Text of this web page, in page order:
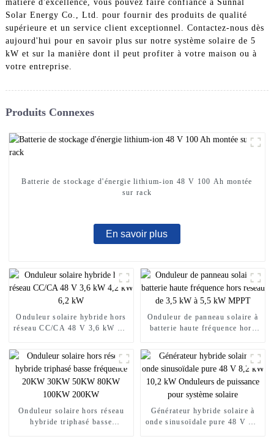
matière d'excellence, vous pouvez faire confiance à Sunnal
Solar Energy Co., Ltd. pour fournir des produits de qualité
supérieure et un service client exceptionnel. Contactez-nous dès
aujourd'hui pour en savoir plus sur notre système solaire de 5
kW et sur la manière dont il peut profiter à votre maison ou à
votre entreprise.
Produits Connexes
Batterie de stockage d'énergie lithium-ion 48 V 100 Ah montée
sur rack
En savoir plus
Onduleur solaire hybride hors
réseau CC/CA 48 V 3,6 kW 4,2
Onduleur de panneau solaire à
batterie haute fréquence hors
Onduleur solaire hors réseau
hybride triphasé basse
Générateur hybride solaire à
onde sinusoïdale pure 48 V 8,2